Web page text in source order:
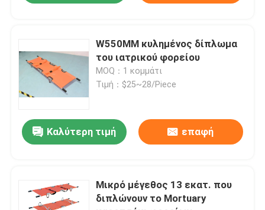
W550MM κυλημένος δίπλωμα
του ιατρικού φορείου
MOQ：1 κομμάτι
Τιμή：$25~28/Piece
Καλύτερη τιμή επαφή
Μικρό μέγεθος 13 εκατ. που
διπλώνουν το Mortuary